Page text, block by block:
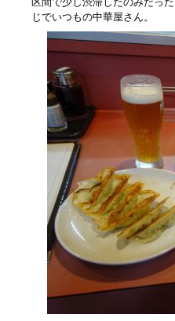
じでいつもの中華屋さん。